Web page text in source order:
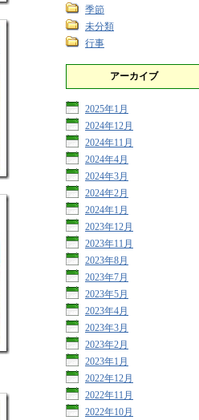
季節
未分類
行事
アーカイブ
2025年1月
2024年12月
2024年11月
2024年4月
2024年3月
2024年2月
2024年1月
2023年12月
2023年11月
2023年8月
2023年7月
2023年5月
2023年4月
2023年3月
2023年2月
2023年1月
2022年12月
2022年11月
2022年10月